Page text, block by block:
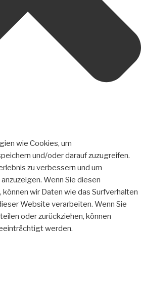
wie Cookies, um
und/oder darauf zuzugreifen.
zu verbessern und um
Wenn Sie diesen
wir Daten wie das Surfverhalten
Website verarbeiten. Wenn Sie
oder zurückziehen, können
werden.